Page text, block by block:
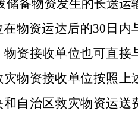
储备物资发生的长途运
物资运达后的30日内
资接收单位也可直接
物资接收单位按照上
自治区救灾物资运送